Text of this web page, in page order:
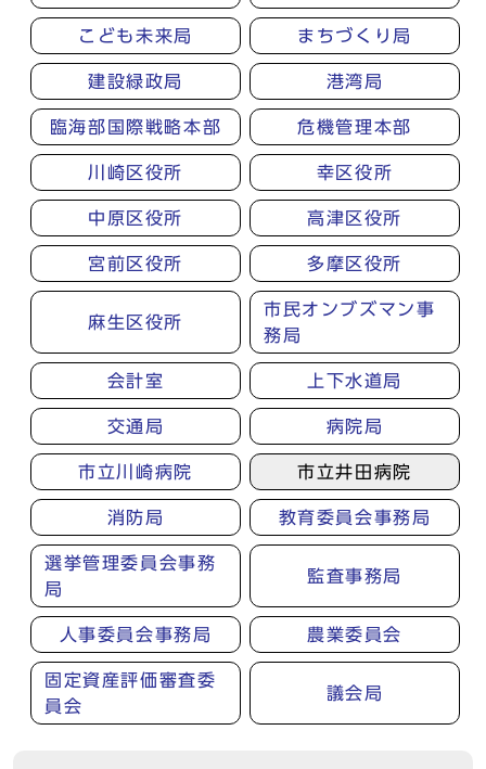
こども未来局 まちづくり局
建設緑政局 港湾局
臨海部国際戦略本部 危機管理本部
川崎区役所 幸区役所
中原区役所 高津区役所
宮前区役所 多摩区役所
麻生区役所
市民オンブズマン事
務局
会計室 上下水道局
交通局 病院局
市立川崎病院 市立井田病院
消防局 教育委員会事務局
選挙管理委員会事務
局
監査事務局
人事委員会事務局 農業委員会
固定資産評価審査委
員会
議会局